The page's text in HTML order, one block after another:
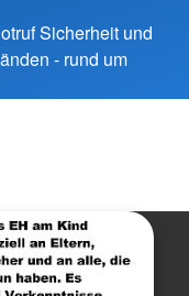
Sicherheit und
- rund um